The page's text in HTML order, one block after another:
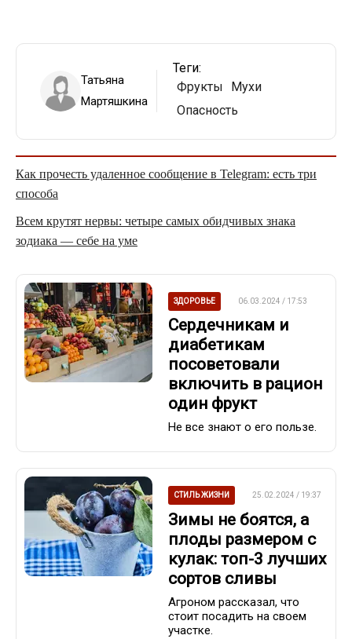
Татьяна
Мартяшкина
Теги:
Фрукты
Мухи
Опасность
Как прочесть удаленное сообщение в Telegram: есть три
способа
Всем крутят нервы: четыре самых обидчивых знака
зодиака — себе на уме
ЗДОРОВЬЕ 06.03.2024 / 17:53
Сердечникам и
диабетикам
посоветовали
включить в рацион
один фрукт
Не все знают о его пользе.
СТИЛЬ ЖИЗНИ 25.02.2024 / 19:37
Зимы не боятся, а
плоды размером с
кулак: топ-3 лучших
сортов сливы
Агроном рассказал, что
стоит посадить на своем
участке.